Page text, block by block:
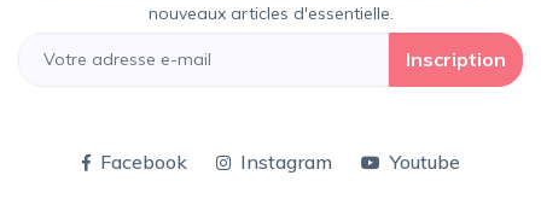
nouveaux articles d'essentielle.
Inscription
Facebook Instagram Youtube